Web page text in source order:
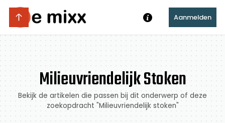
Aanmelden
Milieuvriendelijk Stoken
Bekijk de artikelen die passen bij dit onderwerp of deze
zoekopdracht "Milieuvriendelijk stoken"